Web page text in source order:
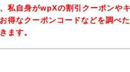
私自身がwpXの割引クーポンや
得なクーポンコードなどを調べ
ます。